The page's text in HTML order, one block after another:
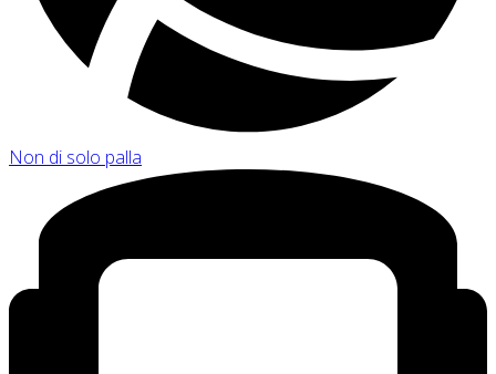
Non di solo palla